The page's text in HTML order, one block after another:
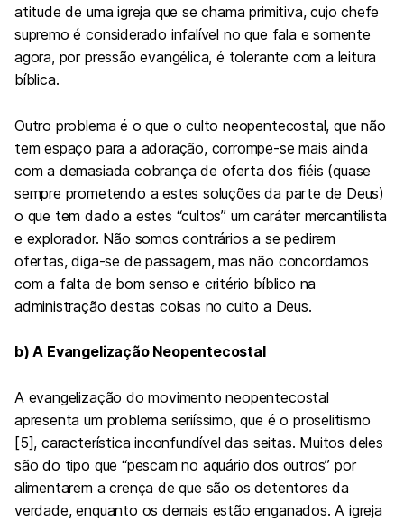
atitude de uma igreja que se chama primitiva, cujo chefe
supremo é considerado infalível no que fala e somente
agora, por pressão evangélica, é tolerante com a leitura
bíblica.
Outro problema é o que o culto neopentecostal, que não
tem espaço para a adoração, corrompe-se mais ainda
com a demasiada cobrança de oferta dos fiéis (quase
sempre prometendo a estes soluções da parte de Deus)
o que tem dado a estes “cultos” um caráter mercantilista
e explorador. Não somos contrários a se pedirem
ofertas, diga-se de passagem, mas não concordamos
com a falta de bom senso e critério bíblico na
administração destas coisas no culto a Deus.
b) A Evangelização Neopentecostal
A evangelização do movimento neopentecostal
apresenta um problema seriíssimo, que é o proselitismo
[5], característica inconfundível das seitas. Muitos deles
são do tipo que “pescam no aquário dos outros” por
alimentarem a crença de que são os detentores da
verdade, enquanto os demais estão enganados. A igreja